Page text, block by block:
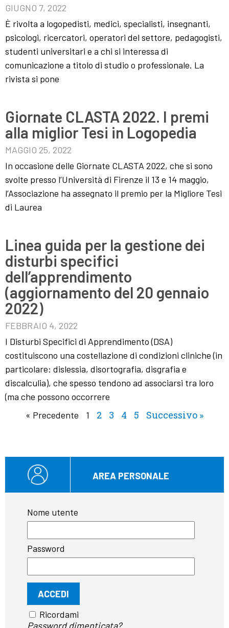
GIUGNO 7, 2022
È rivolta a logopedisti, medici, specialisti, insegnanti,
psicologi, ricercatori, operatori del settore, pedagogisti,
studenti universitari e a chi si interessa di
comunicazione a titolo di studio o professionale. La
rivista si pone
Giornate CLASTA 2022. I premi
alla miglior Tesi in Logopedia
MAGGIO 25, 2022
In occasione delle Giornate CLASTA 2022, che si sono
svolte presso l’Università di Firenze il 13 e 14 maggio,
l’Associazione ha assegnato il premio per la Migliore Tesi
di Laurea
Linea guida per la gestione dei
disturbi specifici
dell’apprendimento
(aggiornamento del 20 gennaio
2022)
FEBBRAIO 4, 2022
I Disturbi Specifici di Apprendimento (DSA)
costituiscono una costellazione di condizioni cliniche (in
particolare: dislessia, disortografia, disgrafia e
discalculia), che spesso tendono ad associarsi tra loro
(ma che possono occorrere
« Precedente
1 2 3 4 5 Successivo »
AREA PERSONALE
Nome utente
Password
Ricordami
Password dimenticata?